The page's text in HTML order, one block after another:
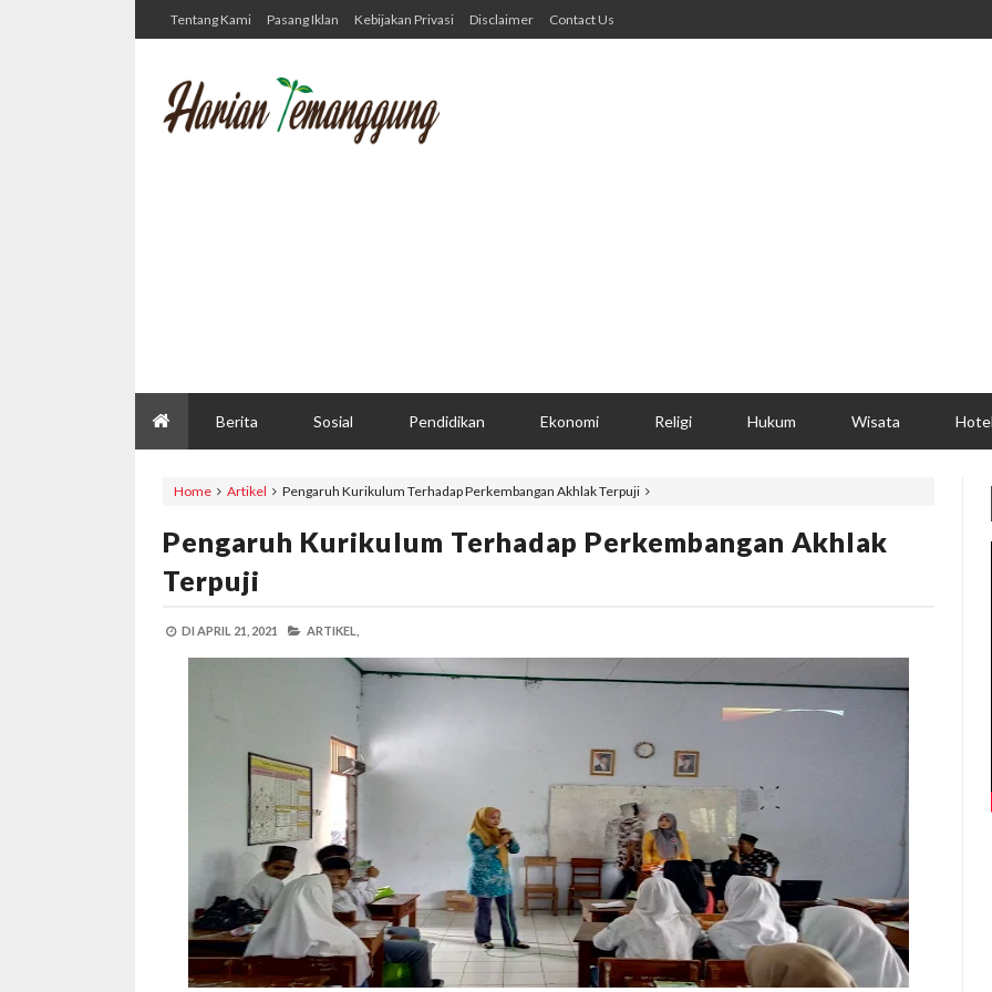
Tentang Kami Pasang Iklan Kebijakan Privasi Disclaimer Contact Us
Berita Sosial Pendidikan Ekonomi Religi Hukum Wisata Hotel
Home Artikel Pengaruh Kurikulum Terhadap Perkembangan Akhlak Terpuji
Pengaruh Kurikulum Terhadap Perkembangan Akhlak
Terpuji
DI APRIL 21, 2021 ARTIKEL,